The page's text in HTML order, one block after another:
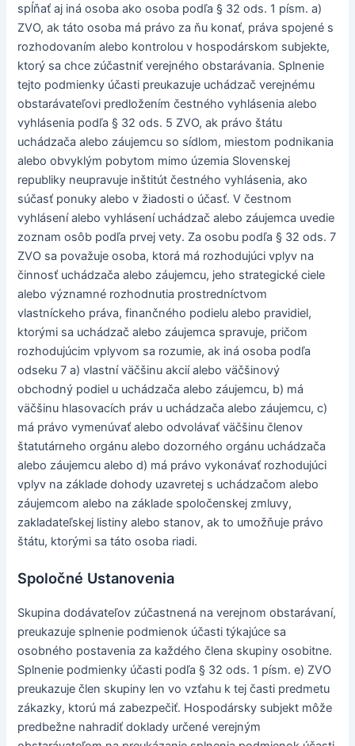
spĺňať aj iná osoba ako osoba podľa § 32 ods. 1 písm. a)
ZVO, ak táto osoba má právo za ňu konať, práva spojené s
rozhodovaním alebo kontrolou v hospodárskom subjekte,
ktorý sa chce zúčastniť verejného obstarávania. Splnenie
tejto podmienky účasti preukazuje uchádzač verejnému
obstarávateľovi predložením čestného vyhlásenia alebo
vyhlásenia podľa § 32 ods. 5 ZVO, ak právo štátu
uchádzača alebo záujemcu so sídlom, miestom podnikania
alebo obvyklým pobytom mimo územia Slovenskej
republiky neupravuje inštitút čestného vyhlásenia, ako
súčasť ponuky alebo v žiadosti o účasť. V čestnom
vyhlásení alebo vyhlásení uchádzač alebo záujemca uvedie
zoznam osôb podľa prvej vety. Za osobu podľa § 32 ods. 7
ZVO sa považuje osoba, ktorá má rozhodujúci vplyv na
činnosť uchádzača alebo záujemcu, jeho strategické ciele
alebo významné rozhodnutia prostredníctvom
vlastníckeho práva, finančného podielu alebo pravidiel,
ktorými sa uchádzač alebo záujemca spravuje, pričom
rozhodujúcim vplyvom sa rozumie, ak iná osoba podľa
odseku 7 a) vlastní väčšinu akcií alebo väčšinový
obchodný podiel u uchádzača alebo záujemcu, b) má
väčšinu hlasovacích práv u uchádzača alebo záujemcu, c)
má právo vymenúvať alebo odvolávať väčšinu členov
štatutárneho orgánu alebo dozorného orgánu uchádzača
alebo záujemcu alebo d) má právo vykonávať rozhodujúci
vplyv na základe dohody uzavretej s uchádzačom alebo
záujemcom alebo na základe spoločenskej zmluvy,
zakladateľskej listiny alebo stanov, ak to umožňuje právo
štátu, ktorými sa táto osoba riadi.
Spoločné Ustanovenia
Skupina dodávateľov zúčastnená na verejnom obstarávaní,
preukazuje splnenie podmienok účasti týkajúce sa
osobného postavenia za každého člena skupiny osobitne.
Splnenie podmienky účasti podľa § 32 ods. 1 písm. e) ZVO
preukazuje člen skupiny len vo vzťahu k tej časti predmetu
zákazky, ktorú má zabezpečiť. Hospodársky subjekt môže
predbežne nahradiť doklady určené verejným